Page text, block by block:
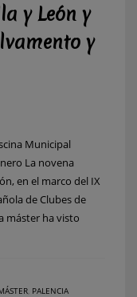
y León y
y
Municipal
La novena
en el marco del IX
de Clubes de
máster ha visto
PALENCIA